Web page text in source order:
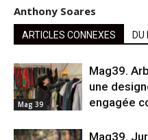
Anthony Soares
ARTICLES CONNEXES
Mag 39
Mag39.
une
engagée
Mag39.